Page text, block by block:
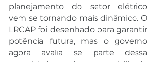
planejamento do setor elétrico
vem se tornando mais dinâmico. O
LRCAP foi desenhado para garantir
potência futura, mas o governo
agora avalia se parte dessa